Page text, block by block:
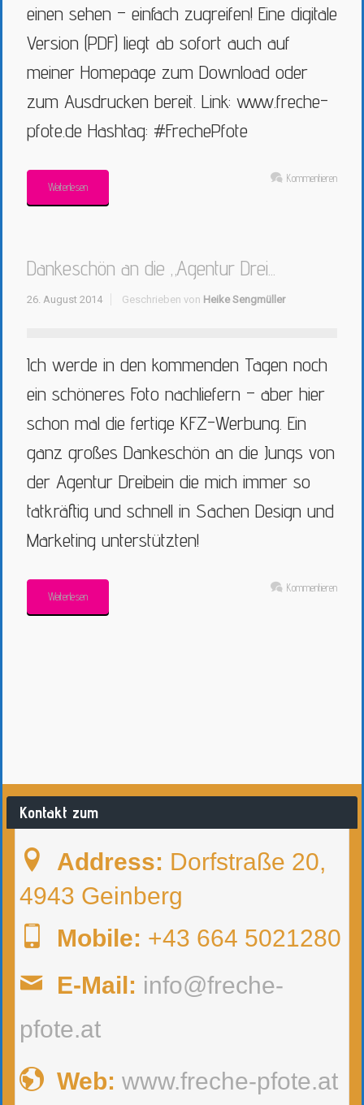
einen sehen – einfach zugreifen! Eine digitale
Version (PDF) liegt ab sofort auch auf
meiner Homepage zum Download oder
zum Ausdrucken bereit. Link: www.freche-
pfote.de Hashtag: #FrechePfote
Weiterlesen
Kommentieren
Dankeschön an die „Agentur Drei...
26. August 2014 Geschrieben von Heike Sengmüller
Ich werde in den kommenden Tagen noch
ein schöneres Foto nachliefern – aber hier
schon mal die fertige KFZ-Werbung. Ein
ganz großes Dankeschön an die Jungs von
der Agentur Dreibein die mich immer so
tatkräftig und schnell in Sachen Design und
Marketing unterstützten!
Weiterlesen
Kommentieren
Kontakt zum
Address: Dorfstraße 20,
4943 Geinberg
Mobile: +43 664 5021280
E-Mail: info@freche-
pfote.at
Web: www.freche-pfote.at